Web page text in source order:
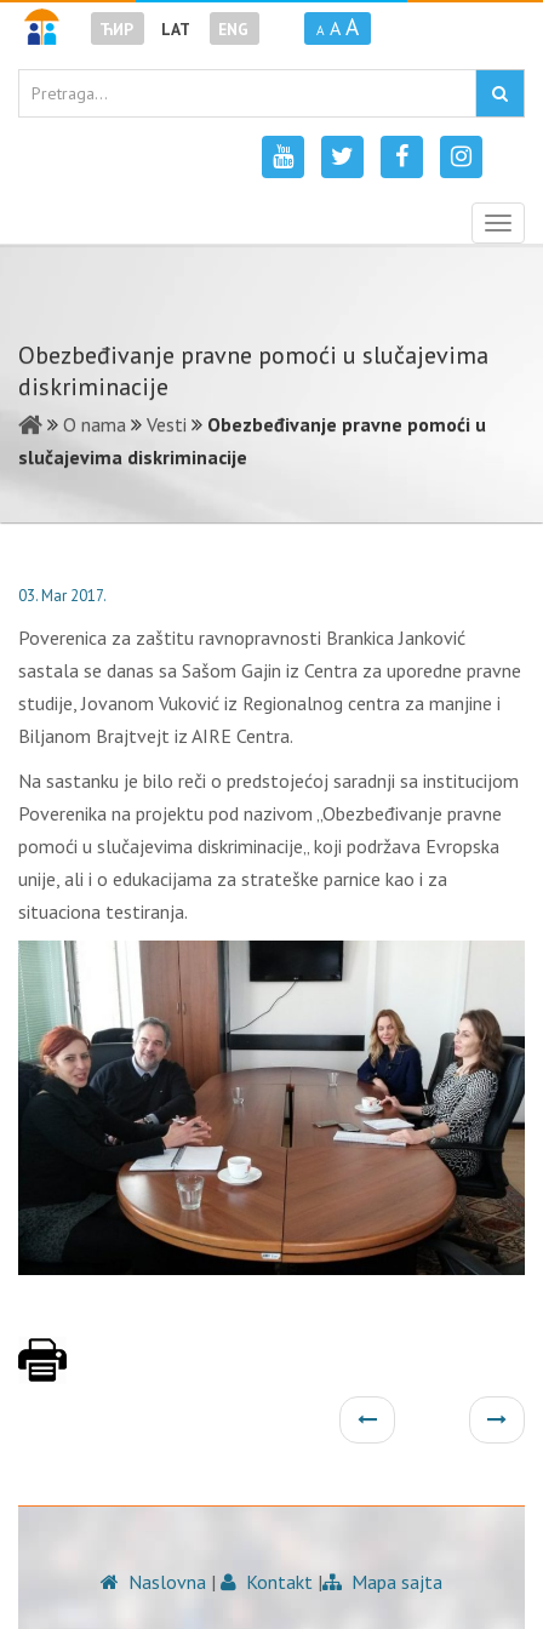
ЋИР LAT ENG A A A
Obezbeđivanje pravne pomoći u slučajevima
diskriminacije
O nama Vesti
Obezbeđivanje pravne pomoći u
slučajevima diskriminacije
03. Mar 2017.
Poverenica za zaštitu ravnopravnosti Brankica Janković
sastala se danas sa Sašom Gajin iz Centra za uporedne pravne
studije, Jovanom Vuković iz Regionalnog centra za manjine i
Bilјanom Brajtvejt iz AIRE Centra.
Na sastanku je bilo reči o predstojećoj saradnji sa institucijom
Poverenika na projektu pod nazivom „Obezbeđivanje pravne
pomoći u slučajevima diskriminacije„ koji podržava Evropska
unije, ali i o edukacijama za strateške parnice kao i za
situaciona testiranja.
Naslovna | Kontakt | Mapa sajta